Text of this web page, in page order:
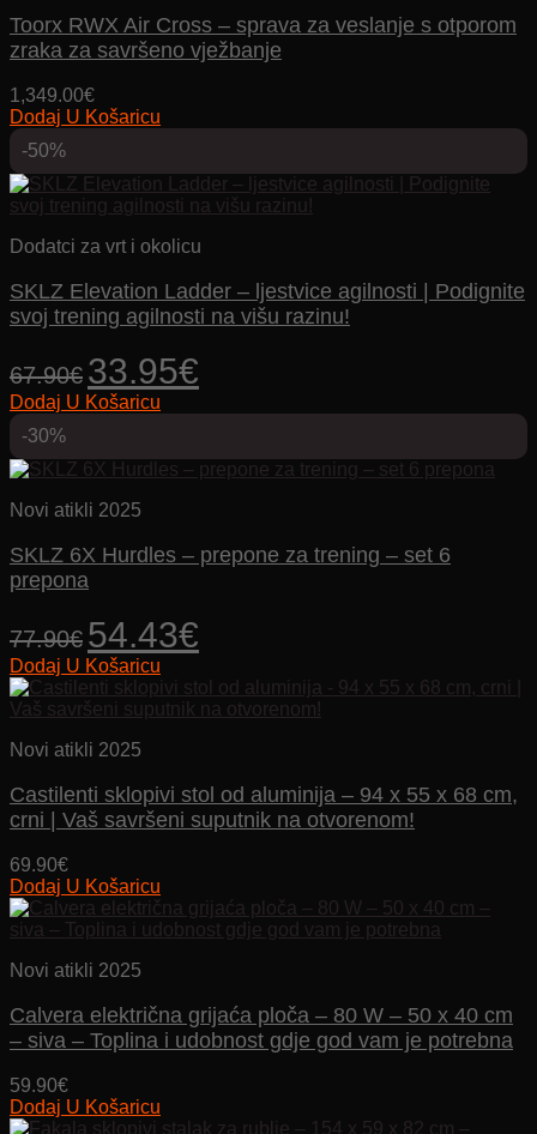
Toorx RWX Air Cross – sprava za veslanje s otporom
zraka za savršeno vježbanje
1,349.00€
Dodaj U Košaricu
-50%
Dodatci za vrt i okolicu
SKLZ Elevation Ladder – ljestvice agilnosti | Podignite
svoj trening agilnosti na višu razinu!
67.90€
Izvorna
cijena
bila
33.95€cijena
Dodaj U Košaricu
-30%
Novi atikli 2025
SKLZ 6X Hurdles – prepone za trening – set 6
prepona
77.90€
Izvorna
cijena
bila
je:
77.90€.
54.43€cijena
54.43€.
Dodaj U Košaricu
Novi atikli 2025
Castilenti sklopivi stol od aluminija – 94 x 55 x 68 cm,
crni | Vaš savršeni suputnik na otvorenom!
69.90€
Dodaj U Košaricu
Novi atikli 2025
Calvera električna grijaća ploča – 80 W – 50 x 40 cm
– siva – Toplina i udobnost gdje god vam je potrebna
59.90€
Dodaj U Košaricu